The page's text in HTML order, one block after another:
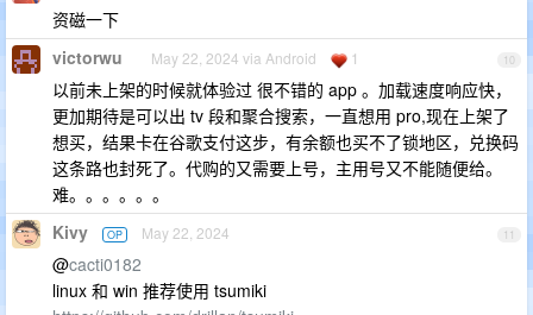
资磁一下
10
victorwu May 22, 2024 via Android 1
以前未上架的时候就体验过 很不错的 app 。加载速度响应快，
更加期待是可以出 tv 段和聚合搜索，一直想用 pro,现在上架了
想买，结果卡在谷歌支付这步，有余额也买不了锁地区，兑换码
这条路也封死了。代购的又需要上号，主用号又不能随便给。
难。。。。。。
11
Kivy OP May 22, 2024
@cacti0182
linux 和 win 推荐使用 tsumiki